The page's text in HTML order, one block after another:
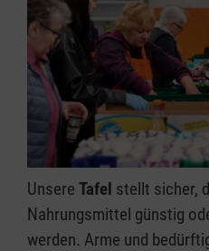
Unsere Tafel stellt sicher,
Nahrungsmittel günstig
werden. Arme und